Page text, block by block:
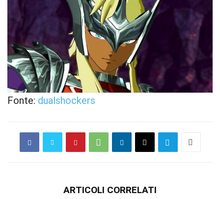
Fonte: dualshockers
ARTICOLI CORRELATI